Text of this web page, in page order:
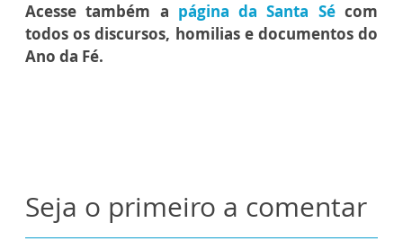
Acesse também a página da Santa Sé com
todos os discursos, homilias e documentos do
Ano da Fé.
Seja o primeiro a comentar